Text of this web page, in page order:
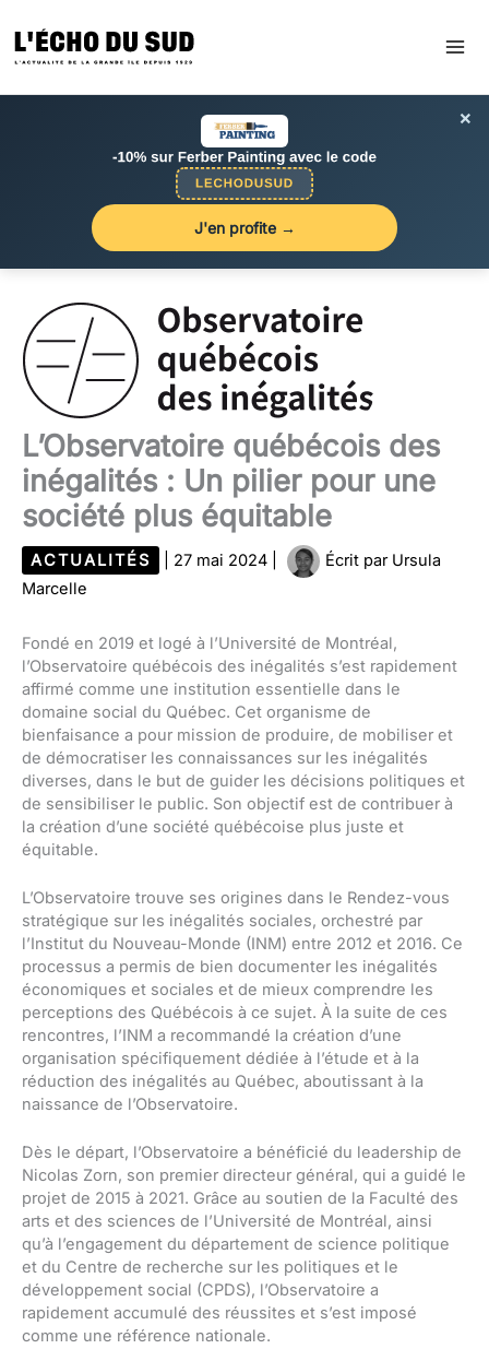
au
contenu
×
J'en profite →
L’Observatoire québécois des
inégalités : Un pilier pour une
société plus équitable
ACTUALITÉS 27 mai 2024 Écrit par Ursula
Marcelle
Fondé en 2019 et logé à l’Université de Montréal,
l’Observatoire québécois des inégalités s’est rapidement
affirmé comme une institution essentielle dans le
domaine social du Québec. Cet organisme de
bienfaisance a pour mission de produire, de mobiliser et
de démocratiser les connaissances sur les inégalités
diverses, dans le but de guider les décisions politiques et
de sensibiliser le public. Son objectif est de contribuer à
la création d’une société québécoise plus juste et
équitable.
L’Observatoire trouve ses origines dans le Rendez-vous
stratégique sur les inégalités sociales, orchestré par
l’Institut du Nouveau-Monde (INM) entre 2012 et 2016. Ce
processus a permis de bien documenter les inégalités
économiques et sociales et de mieux comprendre les
perceptions des Québécois à ce sujet. À la suite de ces
rencontres, l’INM a recommandé la création d’une
organisation spécifiquement dédiée à l’étude et à la
réduction des inégalités au Québec, aboutissant à la
naissance de l’Observatoire.
Dès le départ, l’Observatoire a bénéficié du leadership de
Nicolas Zorn, son premier directeur général, qui a guidé le
projet de 2015 à 2021. Grâce au soutien de la Faculté des
arts et des sciences de l’Université de Montréal, ainsi
qu’à l’engagement du département de science politique
et du Centre de recherche sur les politiques et le
développement social (CPDS), l’Observatoire a
rapidement accumulé des réussites et s’est imposé
comme une référence nationale.